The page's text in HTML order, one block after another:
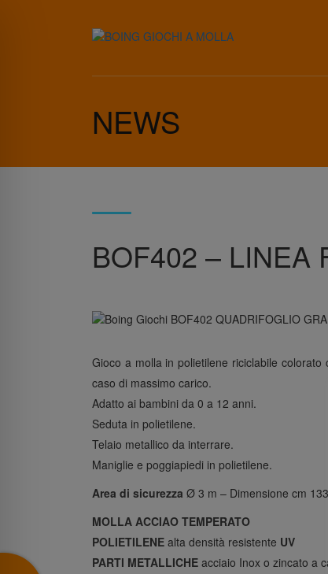
NEWS
BOF402 – LINEA
Gioco a molla in polietilene riciclabile
caso di massimo carico.
Adatto ai bambini da 0 a 12 anni.
Seduta in polietilene.
Telaio metallico da interrare.
Maniglie e poggiapiedi in polietilene.
Area di sicurezza Ø 3 m – Dimensione cm
MOLLA ACCIAO TEMPERATO
POLIETILENE alta densità resistente UV
PARTI METALLICHE acciaio Inox o zincato a